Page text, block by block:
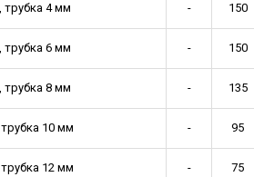
трубка 4 мм - 150
трубка 6 мм - 150
трубка 8 мм - 135
10 мм - 95
12 мм - 75